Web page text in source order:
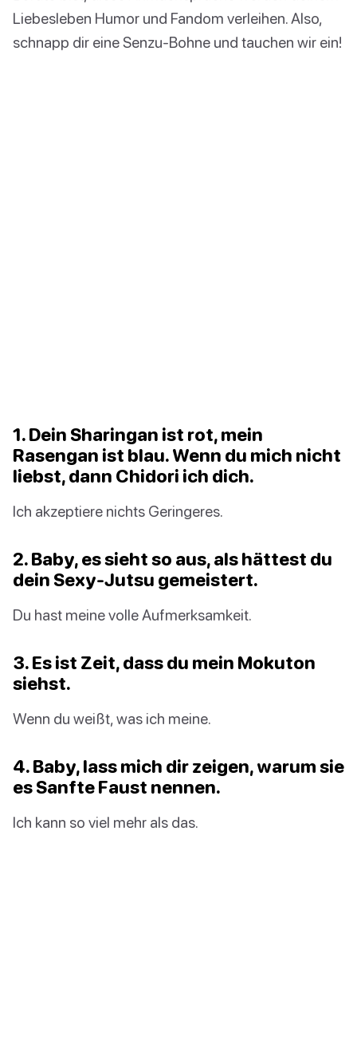
Liebesleben Humor und Fandom verleihen. Also,
schnapp dir eine Senzu-Bohne und tauchen wir ein!
1. Dein Sharingan ist rot, mein
Rasengan ist blau. Wenn du mich nicht
liebst, dann Chidori ich dich.
Ich akzeptiere nichts Geringeres.
2. Baby, es sieht so aus, als hättest du
dein Sexy-Jutsu gemeistert.
Du hast meine volle Aufmerksamkeit.
3. Es ist Zeit, dass du mein Mokuton
siehst.
Wenn du weißt, was ich meine.
4. Baby, lass mich dir zeigen, warum sie
es Sanfte Faust nennen.
Ich kann so viel mehr als das.